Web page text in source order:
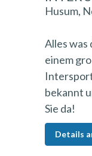
Husum,
Alles was
einem
bekannt
Sie da!
Details